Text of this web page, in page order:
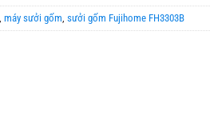
máy sưởi gốm sưởi gốm Fujihome FH3303B